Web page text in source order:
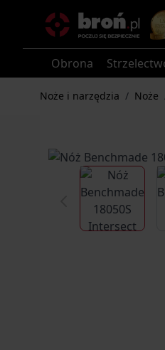
Obrona
Noże i narzędzia / Noże
View